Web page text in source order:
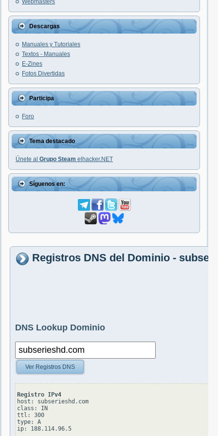
Webmasters
Descargas
Manuales y Tutoriales
Textos - Manuales
E-Zines
Fotos Divertidas
Participa
Foro
Tema destacado
Únete al Grupo Steam elhacker.NET
Síguenos en:
Registros DNS del Dominio -
DNS Lookup Dominio
Ver Registros DNS
Registro IPv4
host: subserieshd.com
class: IN
ttl: 300
type: A